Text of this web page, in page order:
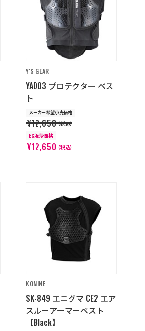
Y'S GEAR
YAD03 プロテクター ベス
ト
メーカー希望小売価格
¥12,650（税込）
EC販売価格
¥12,650（税込）
KOMINE
SK-849 エニグマ CE2 エア
スルーアーマーベスト
【Black】